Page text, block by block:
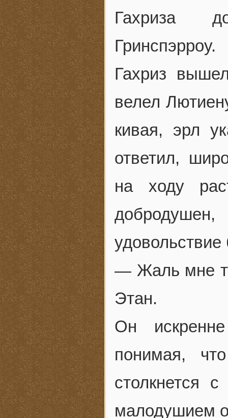
Гахриза
Гринспэрроу.
Гахриз
велел
кивая, эрл
ответил,
на ходу
— Жаль мне
Этан.
Он
понимая,
столкнется
малодушием